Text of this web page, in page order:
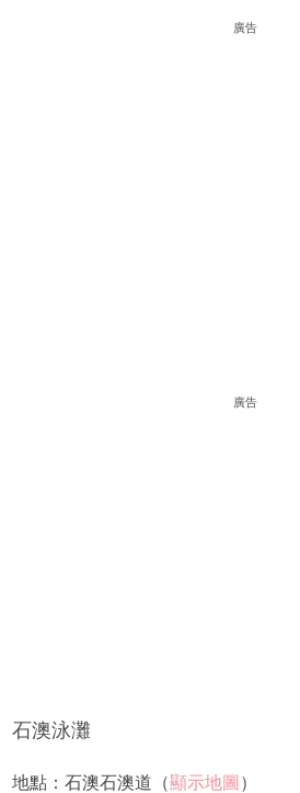
廣告
廣告
石澳泳灘
地點：石澳石澳道（顯示地圖 ）